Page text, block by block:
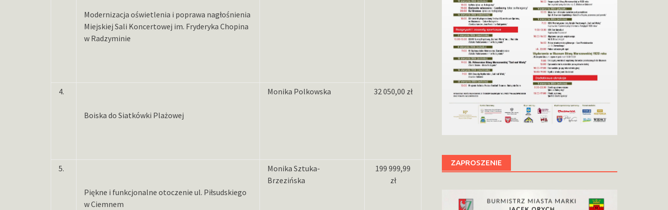
Modernizacja oświetlenia i poprawa nagłośnienia
Miejskiej Sali Koncertowej im. Fryderyka Chopina
w Radzyminie
4.
Boiska do Siatkówki Plażowej
Monika Polkowska 32 050,00 zł
5.
Piękne i funkcjonalne otoczenie ul. Piłsudskiego
w Ciemnem
Monika Sztuka-
Brzezińska
199 999,99
zł
ZAPROSZENIE